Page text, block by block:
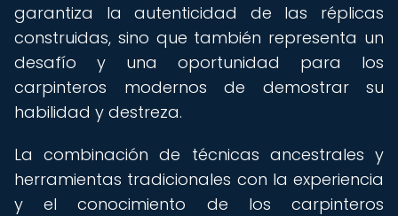
garantiza la autenticidad de las réplicas
construidas, sino que también representa un
desafío y una oportunidad para los
carpinteros modernos de demostrar su
habilidad y destreza.
La combinación de técnicas ancestrales y
herramientas tradicionales con la experiencia
y el conocimiento de los carpinteros